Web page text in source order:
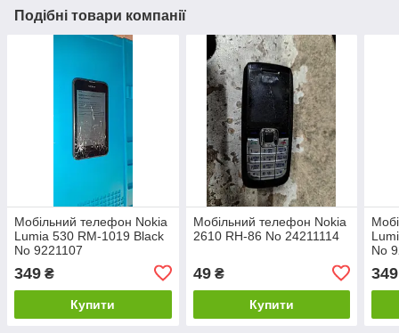
Подібні товари компанії
Мобільний телефон Nokia
Lumia 530 RM-1019 Black
No 9221107
349 ₴
Купити
Мобільний телефон Nokia
2610 RH-86 No 24211114
49₴
Купити
No
349